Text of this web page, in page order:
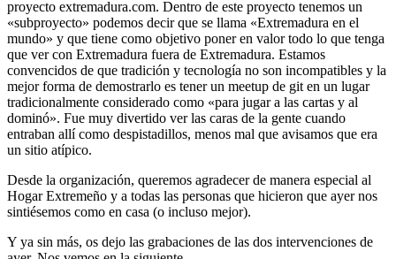
proyecto extremadura.com. Dentro de este proyecto tenemos un
«subproyecto» podemos decir que se llama «Extremadura en el
mundo» y que tiene como objetivo poner en valor todo lo que tenga
que ver con Extremadura fuera de Extremadura. Estamos
convencidos de que tradición y tecnología no son incompatibles y la
mejor forma de demostrarlo es tener un meetup de git en un lugar
tradicionalmente considerado como «para jugar a las cartas y al
dominó». Fue muy divertido ver las caras de la gente cuando
entraban allí como despistadillos, menos mal que avisamos que era
un sitio atípico.
Desde la organización, queremos agradecer de manera especial al
Hogar Extremeño y a todas las personas que hicieron que ayer nos
sintiésemos como en casa (o incluso mejor).
Y ya sin más, os dejo las grabaciones de las dos intervenciones de